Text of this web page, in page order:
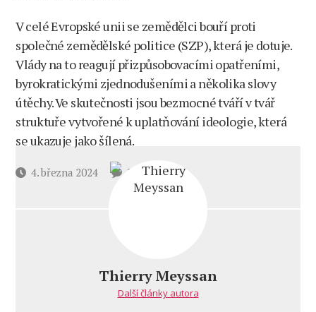
V celé Evropské unii se zemědělci bouří proti
společné zemědělské politice (SZP), která je dotuje.
Vlády na to reagují přizpůsobovacími opatřeními,
byrokratickými zjednodušeními a několika slovy
útěchy. Ve skutečnosti jsou bezmocné tváří v tvář
struktuře vytvořené k uplatňování ideologie, která
se ukazuje jako šílená.
Datum4. března 2024 3 komentářeu
zemědělcům
Thierry Meyssan
Další články autora